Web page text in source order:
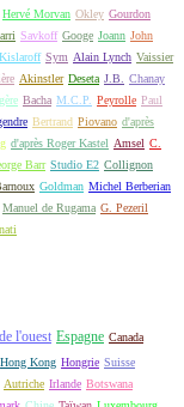
Hervé Morvan Okley Gourdon
Savkoff Googe Joann John
Kislaroff Sym Alain Lynch Vaissier
Akinstler Deseta J.B.
Chanay
Bacha M.C.P. Peyrolle Paul
Bertrand Piovano d'après
d'après Roger Kastel Amsel C.
Barr Studio E2 Collignon
Goldman Michel Berberian
Manuel de Rugama G. Pezeril
l'ouest Espagne Canada
Hong Kong Hongrie Suisse
Autriche Irlande Botswana